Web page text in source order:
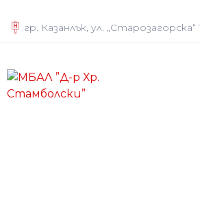
гр. Казанлък, ул. „Старозагорска“